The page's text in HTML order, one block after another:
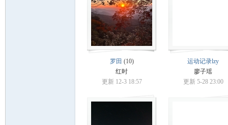
罗田 (10)
红时
更新 12-3 18:57
运动记录lzy
廖子瑶
更新 5-28 23:00